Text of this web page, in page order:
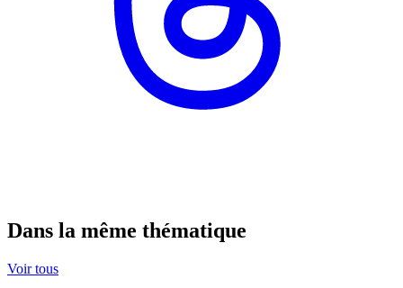
Dans la même thématique
Voir tous